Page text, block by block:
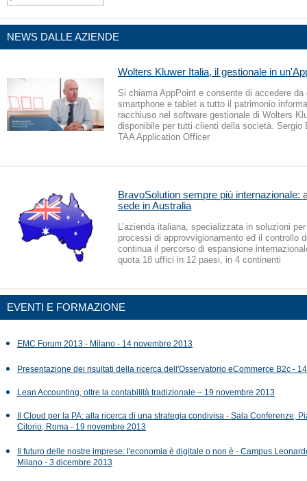
NEWS DALLE AZIENDE
Wolters Kluwer Italia, il gestionale in
Si chiama AppPoint e consente di accedere da
smartphone e tablet a tutto il patrimonio
racchiuso nel software gestionale di Wolters
disponibile per tutti clienti della società. Sergio
TAA Application Officer
BravoSolution sempre più internazionale:
sede in Australia
L’azienda italiana, specializzata in soluzioni
processi di approvvigionamento ed il controllo
continua il percorso di espansione
quota 18 uffici in 12 paesi, in 4 continenti
EVENTI E FORMAZIONE
EMC Forum 2013 - Milano - 14 novembre 2013
Presentazione dei risultati della ricerca dell'Osservatorio eCommerce B2c -
Lean Accounting, oltre la contabilità tradizionale – 19 novembre 2013
Il Cloud per la PA: alla ricerca di una strategia condivisa - Sala Conferenze,
Citorio, Roma - 19 novembre 2013
Il futuro delle nostre imprese: l'economia è digitale o non è - Campus
Milano - 3 dicembre 2013